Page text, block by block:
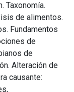
Taxonomía.
de alimentos.
Fundamentos
de
de
Alteración de
causante: